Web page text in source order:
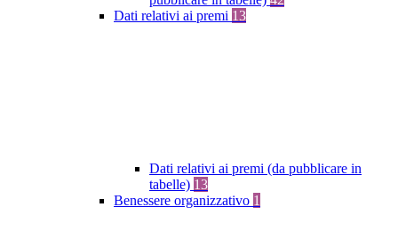
Dati relativi ai premi 13
Dati relativi ai premi (da pubblicare in
tabelle) 13
Benessere organizzativo 1